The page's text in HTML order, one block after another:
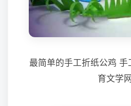
最简单的手工折纸公鸡 手
育文学网